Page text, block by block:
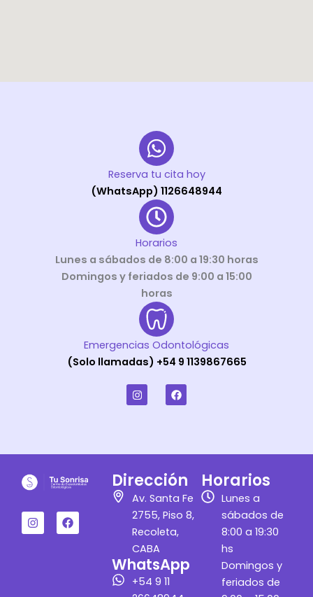
Reserva tu cita hoy
(WhatsApp) 1126648944
Horarios
Lunes a sábados de 8:00 a 19:30 horas
Domingos y feriados de 9:00 a 15:00
horas
Emergencias Odontológicas
(Solo llamadas) +54 9 1139867665
I
n
s
r
F
a
c
o
I
s
t
c
e
Dirección
Av. Santa Fe
2755, Piso 8,
Recoleta,
CABA
WhatsApp
+54 9 11
Horarios
Lunes a
sábados de
8:00 a 19:30
hs
Domingos y
feriados de